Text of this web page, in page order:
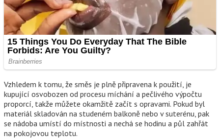
Vzhledem k tomu, že směs je plně připravena k použití, je
kupující osvobozen od procesu míchání a pečlivého výpočtu
proporcí, takže můžete okamžitě začít s opravami. Pokud byl
materiál skladován na studeném balkoně nebo v suterénu, pak
se nádoba umístí do místnosti a nechá se hodinu a půl zahřát
na pokojovou teplotu.